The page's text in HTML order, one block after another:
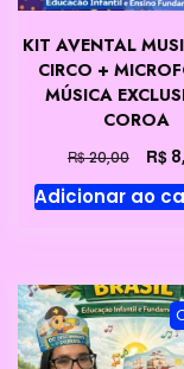
KIT AVENTAL
CIRCO +
MÚSICA
COROA
R$20,00
preço
R$
Adicionar ao